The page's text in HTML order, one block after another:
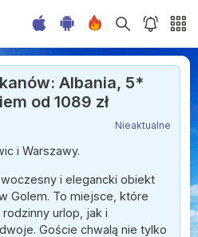
Albania, 5*
od 1089 zł
Nieaktualne
i Warszawy.
i elegancki obiekt
Golem. To miejsce, które
urlop, jak i
Goście chwalą nie tylko